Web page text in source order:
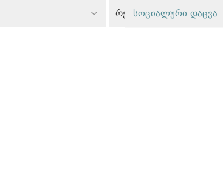
რელიგიის თავისუფლება
სოციალური დაცვა